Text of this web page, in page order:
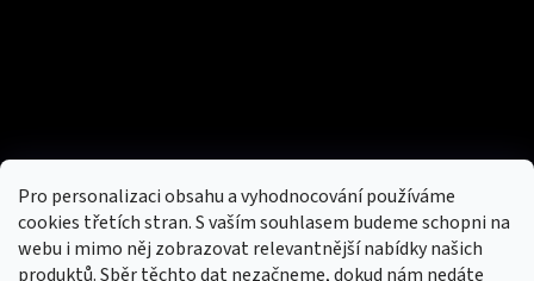
Pro personalizaci obsahu a vyhodnocování používáme
cookies třetích stran. S vaším souhlasem budeme schopni na
webu i mimo něj zobrazovat relevantnější nabídky našich
produktů. Sběr těchto dat nezačneme, dokud nám nedáte